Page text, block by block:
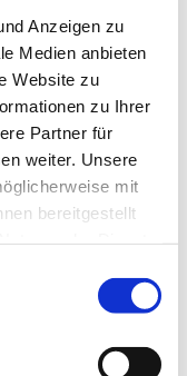
Anzeigen zu
Medien anbieten
Website zu
zu Ihrer
Partner für
weiter. Unsere
mit
bereitgestellt